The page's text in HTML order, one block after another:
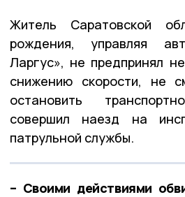
Житель Саратовской
рождения, управляя
Ларгус», не предпринял
снижению скорости, не
остановить
совершил наезд на
патрульной службы.
– Своими действиями